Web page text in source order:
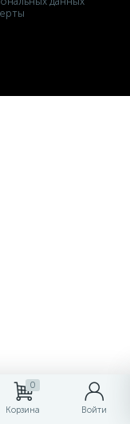
0
Корзина Войти